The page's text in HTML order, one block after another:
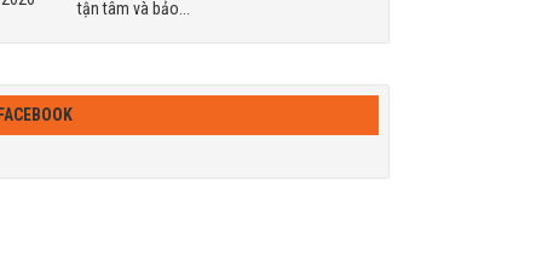
tận tâm và bảo...